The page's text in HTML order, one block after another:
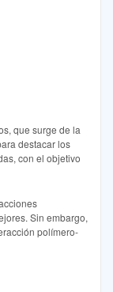
que surge de la
destacar los
con el objetivo
Sin embargo,
polímero-